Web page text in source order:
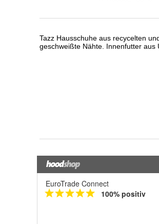
EuroTrade Connect
100% positiv